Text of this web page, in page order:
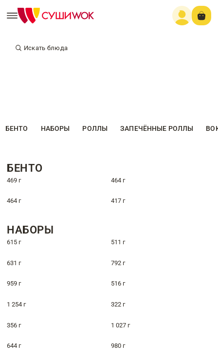
Искать блюда
БЕНТО НАБОРЫ РОЛЛЫ ЗАПЕЧЁННЫЕ РОЛЛЫ
БЕНТО
469 г 464 г
464 г 417 г
НАБОРЫ
615 г 511 г
631 г 792 г
959 г 516 г
1 254 г 322 г
356 г 1 027 г
644 г 980 г